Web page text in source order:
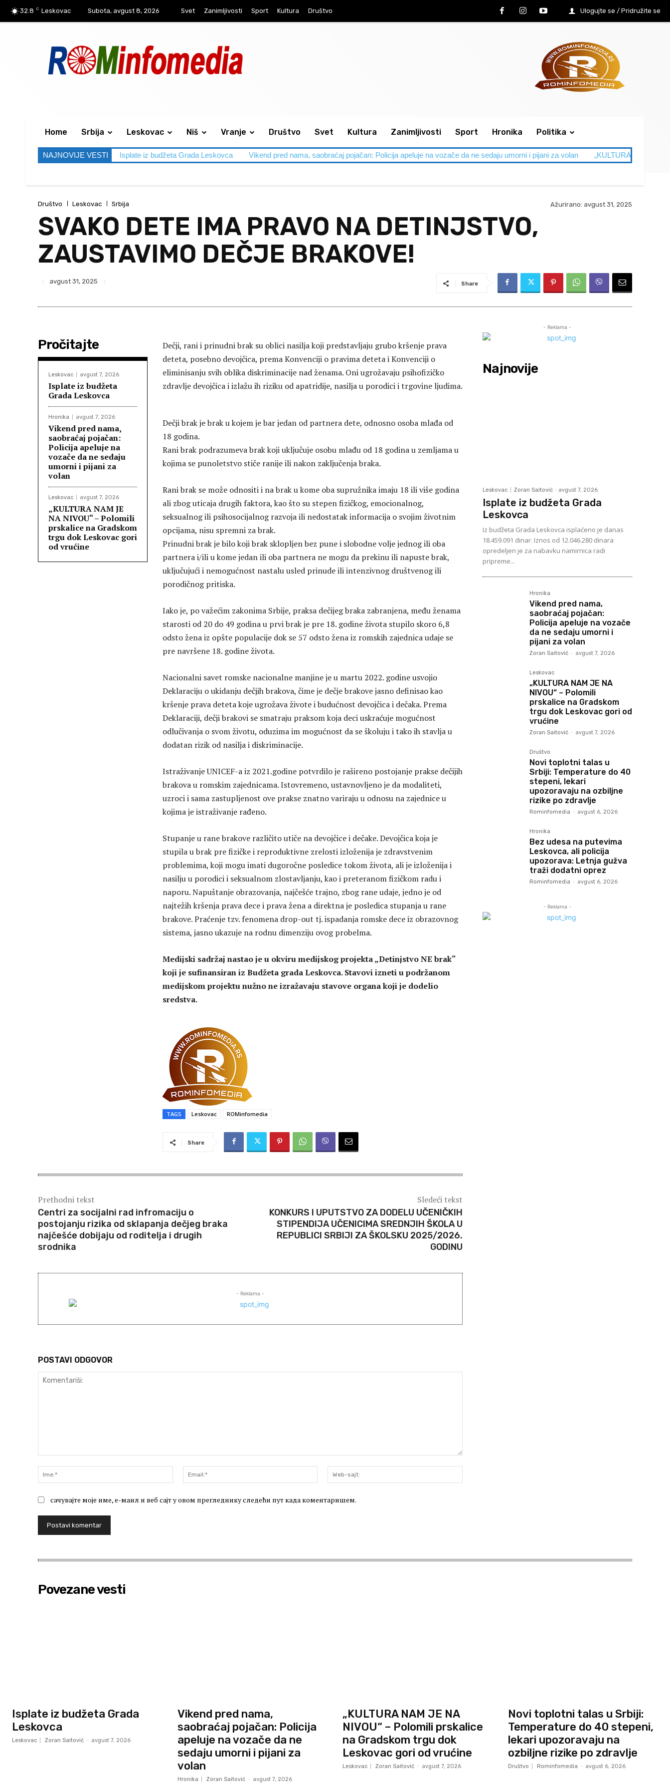
32.8 C Leskovac Subota, avgust 8, 2026 Svet Zanimljivosti Sport Kultura Društvo Ulogujte se / Pridružite se
Home Srbija Leskovac Niš Vranje Društvo Svet Kultura Zanimljivosti Sport Hronika Politika
NAJNOVIJE VESTI Isplate iz budžeta Grada Leskovca Vikend pred nama, saobraćaj pojačan: Policija apeluje na vozače da ne sedaju umorni i pijani za volan „KULTURA NAM JE
Društvo Leskovac Srbija Ažurirano: avgust 31, 2025
SVAKO DETE IMA PRAVO NA DETINJSTVO,
ZAUSTAVIMO DEČJE BRAKOVE!
avgust 31, 2025 Share
Pročitajte
Leskovac avgust 7, 2026
Isplate iz budžeta
Grada Leskovca
Hronika avgust 7, 2026
Vikend pred nama,
saobraćaj pojačan:
Policija apeluje na
vozače da ne sedaju
umorni i pijani za
volan
Leskovac avgust 7, 2026
„KULTURA NAM JE
NA NIVOU“ – Polomili
prskalice na Gradskom
trgu dok Leskovac gori
od vrućine
Dečji, rani i prinudni brak su oblici nasilja koji predstavljaju grubo kršenje prava
deteta, posebno devojčica, prema Konvenciji o pravima deteta i Konvenciji o
eliminisanju svih oblika diskriminacije nad ženama. Oni ugrožavaju psihofizičko
zdravlje devojčica i izlažu ih riziku od apatridije, nasilja u porodici i trgovine ljudima.
Dečji brak je brak u kojem je bar jedan od partnera dete, odnosno osoba mlađa od
18 godina.
Rani brak podrazumeva brak koji uključuje osobu mlađu od 18 godina u zemljama u
kojima se punoletstvo stiče ranije ili nakon zaključenja braka.
Rani brak se može odnositi i na brak u kome oba supružnika imaju 18 ili više godina
ali zbog uticaja drugih faktora, kao što su stepen fizičkog, emocionalnog,
seksualnog ili psihosocijalnog razvoja ili nedostatak informacija o svojim životnim
opcijama, nisu spremni za brak.
Prinudni brak je bilo koji brak sklopljen bez pune i slobodne volje jednog ili oba
partnera i/ili u kome jedan ili oba partnera ne mogu da prekinu ili napuste brak,
uključujući i nemogućnost nastalu usled prinude ili intenzivnog društvenog ili
porodičnog pritiska.
Iako je, po važećim zakonima Srbije, praksa dečijeg braka zabranjena, među ženama
starosti od 20 do 49 godina u prvi brak je pre 18. godine života stupilo skoro 6,8
odsto žena iz opšte populacije dok se 57 odsto žena iz romskih zajednica udaje se
pre navršene 18. godine života.
Nacionalni savet romske nacionalne manjine je u martu 2022. godine usvojio
Deklaraciju o ukidanju dečjih brakova, čime je dečje brakove jasno definisao kao
kršenje prava deteta koje ugrožava živote i budućnost devojčica i dečaka. Prema
Deklaraciji, dečji brakovi se smatraju praksom koja deci uskraćuje mogućnost
odlučivanja o svom životu, oduzima im mogućnost da se školuju i tako ih stavlja u
dodatan rizik od nasilja i diskriminacije.
Istraživanje UNICEF-a iz 2021.godine potvrdilo je rašireno postojanje prakse dečijih
brakova u romskim zajednicama. Istovremeno, ustavnovljeno je da modaliteti,
uzroci i sama zastupljenost ove prakse znatno variraju u odnosu na zajednice u
kojima je istraživanje rađeno.
Stupanje u rane brakove različito utiče na devojčice i dečake. Devojčica koja je
stupila u brak pre fizičke i reproduktivne zrelosti izloženija je zdravstvenim
problemima, koji mogu imati dugoročne posledice tokom života, ali je izloženija i
nasilju u porodici i seksualnom zlostavljanju, kao i preteranom fizičkom radu i
naporu. Napuštanje obrazovanja, najčešće trajno, zbog rane udaje, jedno je od
najtežih kršenja prava dece i prava žena a direktna je posledica stupanja u rane
brakove. Praćenje tzv. fenomena drop-out tj. ispadanja romske dece iz obrazovnog
sistema, jasno ukazuje na rodnu dimenziju ovog probelma.
Medijski sadržaj nastao je u okviru medijskog projekta „Detinjstvo NE brak“
koji je sufinansiran iz Budžeta grada Leskovca. Stavovi izneti u podržanom
medijskom projektu nužno ne izražavaju stavove organa koji je dodelio
sredstva.
TAGS Leskovac ROMinfomedia
Share
Prethodni tekst
Centri za socijalni rad infromaciju o
postojanju rizika od sklapanja dečjeg braka
najčešće dobijaju od roditelja i drugih
srodnika
Sledeći tekst
KONKURS I UPUTSTVO ZA DODELU UČENIČKIH
STIPENDIJA UČENICIMA SREDNJIH ŠKOLA U
REPUBLICI SRBIJI ZA ŠKOLSKU 2025/2026.
GODINU
- Reklama -
POSTAVI ODGOVOR
Ime:*
Email:*
sajt:
сачувајте моје име, е-маил и веб сајт у овом прегледнику следећи пут када коментаришем.
- Reklama -
Najnovije
Leskovac Zoran Saitović - avgust 7, 2026
Isplate iz budžeta Grada
Leskovca
Iz budžeta Grada Leskovca isplaćeno je danas
18.459.091 dinar. Iznos od 12.046.280 dinara
opredeljen je za nabavku namirnica radi
pripreme...
Hronika
Vikend pred nama,
saobraćaj pojačan:
Policija apeluje na vozače
da ne sedaju umorni i
pijani za volan
Zoran Saitović - avgust 7, 2026
Leskovac
„KULTURA NAM JE NA
NIVOU“ – Polomili
prskalice na Gradskom
trgu dok Leskovac gori od
vrućine
Zoran Saitović - avgust 7, 2026
Društvo
Novi toplotni talas u
Srbiji: Temperature do 40
stepeni, lekari
upozoravaju na ozbiljne
rizike po zdravlje
Rominfomedia - avgust 6, 2026
Hronika
Bez udesa na putevima
Leskovca, ali policija
upozorava: Letnja gužva
traži dodatni oprez
Rominfomedia - avgust 6, 2026
- Reklama -
Povezane vesti
Isplate iz budžeta Grada
Leskovca
Leskovac Zoran Saitović - avgust 7, 2026
Vikend pred nama,
saobraćaj pojačan: Policija
apeluje na vozače da ne
sedaju umorni i pijani za
volan
Hronika Zoran Saitović - avgust 7, 2026
„KULTURA NAM JE NA
NIVOU“ – Polomili prskalice
na Gradskom trgu dok
Leskovac gori od vrućine
Leskovac Zoran Saitović - avgust 7, 2026
Novi toplotni talas u Srbiji:
Temperature do 40 stepeni,
lekari upozoravaju na
ozbiljne rizike po zdravlje
Društvo Rominfomedia - avgust 6, 2026